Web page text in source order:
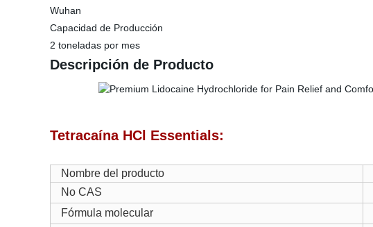
Wuhan
Capacidad de Producción
2 toneladas por mes
Descripción de Producto
Tetracaína HCl Essentials:
Nombre del producto
No CAS
Fórmula molecular